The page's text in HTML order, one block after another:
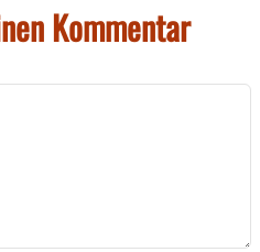
Kommentar